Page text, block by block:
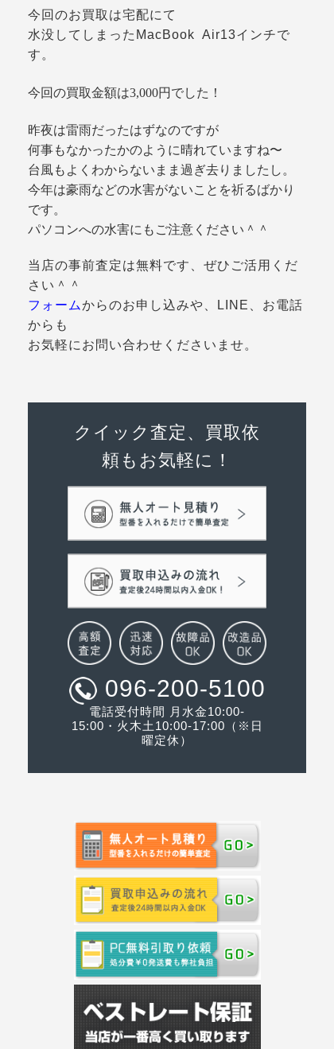
今回のお買取は宅配にて
水没してしまったMacBook Air13インチで
す。
今回の買取金額は3,000円でした！
昨夜は雷雨だったはずなのですが
何事もなかったかのように晴れていますね〜
台風もよくわからないまま過ぎ去りましたし。
今年は豪雨などの水害がないことを祈るばかり
です。
パソコンへの水害にもご注意ください＾＾
当店の事前査定は無料です、ぜひご活用くだ
さい＾＾
フォームからのお申し込みや、LINE、お電話
からも
お気軽にお問い合わせくださいませ。
クイック査定、買取依
頼もお気軽に！
096-200-5100
電話受付時間 月水金10:00-
15:00・火木土10:00-17:00（※日
曜定休）